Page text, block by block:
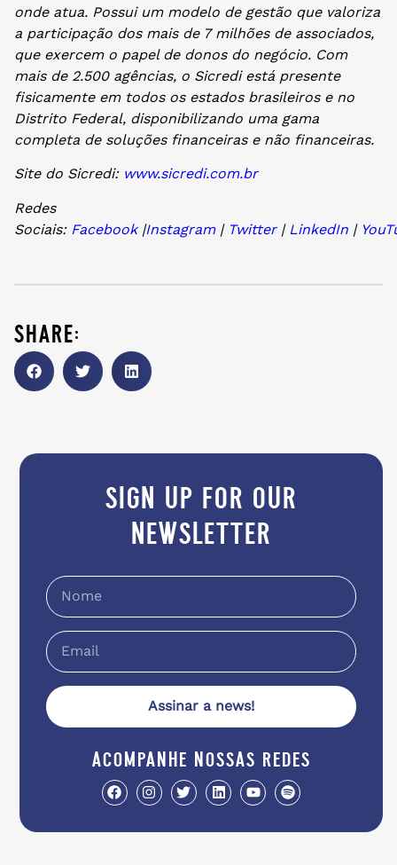
onde atua. Possui um modelo de gestão que valoriza
a participação dos mais de 7 milhões de associados,
que exercem o papel de donos do negócio. Com
mais de 2.500 agências, o Sicredi está presente
fisicamente em todos os estados brasileiros e no
Distrito Federal, disponibilizando uma gama
completa de soluções financeiras e não financeiras.
Site do Sicredi:www.sicredi.com.br
Redes
Sociais:Facebook|Instagram|Twitter|LinkedIn |
share:
sign up for our
newsletter
Assinar a news!
acompanhe nossas redes